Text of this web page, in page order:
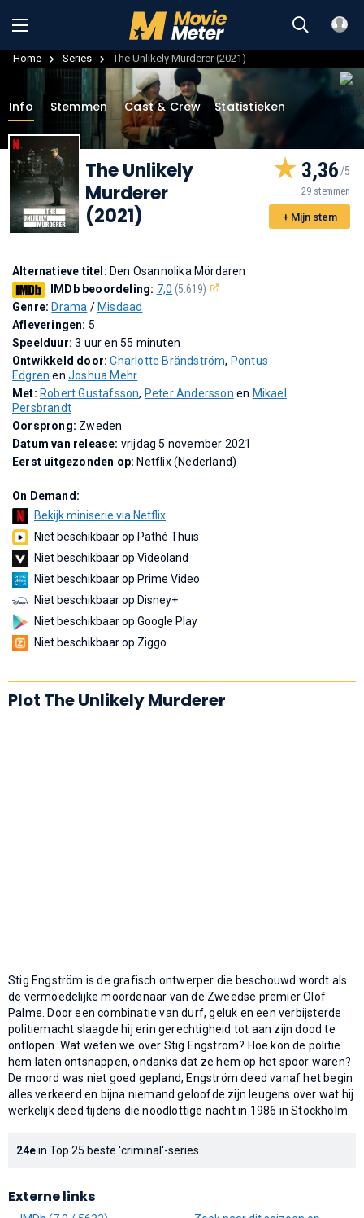
Home Series The Unlikely Murderer (2021)
Info Stemmen Cast & Crew Statistieken
The Unlikely
Murderer
(2021)
3,36
29 stemmen
+ Mijn stem
Alternatieve titel: Den Osannolika Mördaren
IMDb beoordeling: 7,0 (5.619)
Genre: Drama / Misdaad
Afleveringen: 5
Speelduur:3 uur en 55 minuten
Ontwikkeld door:Charlotte Brändström, Pontus
Edgren enJoshua Mehr
Met: Robert Gustafsson, Peter Andersson en Mikael
Persbrandt
Oorsprong: Zweden
Datum van release: vrijdag 5 november 2021
Eerst uitgezonden op: Netflix (Nederland)
On Demand:
Bekijk miniserie via Netflix
Niet beschikbaar op Pathé Thuis
Niet beschikbaar op Videoland
Niet beschikbaar op Prime Video
Niet beschikbaar op Disney+
Niet beschikbaar op Google Play
Niet beschikbaar op Ziggo
Plot The Unlikely Murderer
Stig Engström is de grafisch ontwerper die beschouwd wordt als
de vermoedelijke moordenaar van de Zweedse premier Olof
Palme. Door een combinatie van durf, geluk en een verbijsterde
politiemacht slaagde hij erin gerechtigheid tot aan zijn dood te
ontlopen. Wat weten we over Stig Engström? Hoe kon de politie
hem laten ontsnappen, ondanks dat ze hem op het spoor waren?
De moord was niet goed gepland, Engström deed vanaf het begin
alles verkeerd en bijna niemand geloofde zijn leugens over wat hij
werkelijk deed tijdens die noodlottige nacht in 1986 in Stockholm.
24ein Top 25 beste 'criminal'-series
Externe links